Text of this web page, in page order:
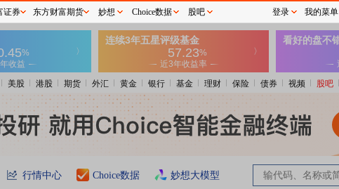
美股 港股 期货 外汇 黄金 银行 基金 理财 保险 债券 视频 股吧
行情中心 Choice数据 妙想大模型
证券 东方财富期货 妙想 Choice数据 股吧 登录 我的菜单